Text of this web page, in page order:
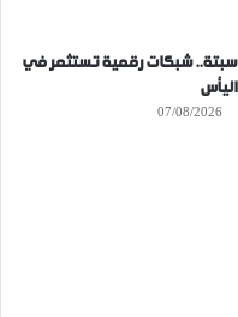
سبتة.. شبكات رقمية تستثمر في
اليأس
07/08/2026